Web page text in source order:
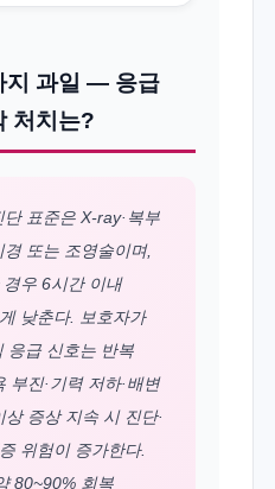
지 과일 — 응급
처치는?
표준은 X-ray·복부
경 또는 조영술이며,
우 6시간 이내
낮춘다. 보호자가
응급 신호는 반복
부진·기력 저하·배변
증상 지속 시 진단·
위험이 증가한다.
80~90% 회복